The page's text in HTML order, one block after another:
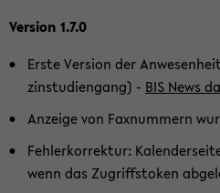
Ver­si­on 1.7.0
Erste Ver­si­on der
zin­stu­di­en­gang) - BIS News
An­zei­ge von Fax­num­mern
Feh­ler­kor­rek­tur:
wenn das Zu­griffs­to­ken